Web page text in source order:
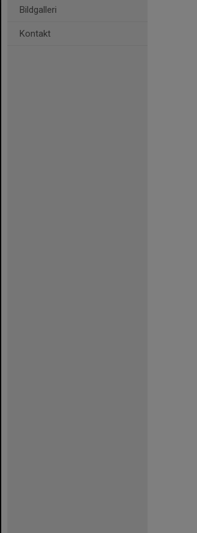
Bildgalleri
Kontakt